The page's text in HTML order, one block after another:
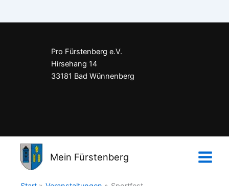
Mein Fürstenberg
Pro Fürstenberg e.V.
Hirsehang 14
33181 Bad Wünnenberg
Datenschutzerklärung